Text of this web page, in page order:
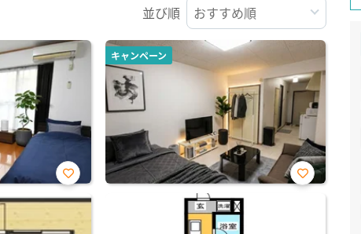
並び順
お気
に入
録
キャンペーン
お気